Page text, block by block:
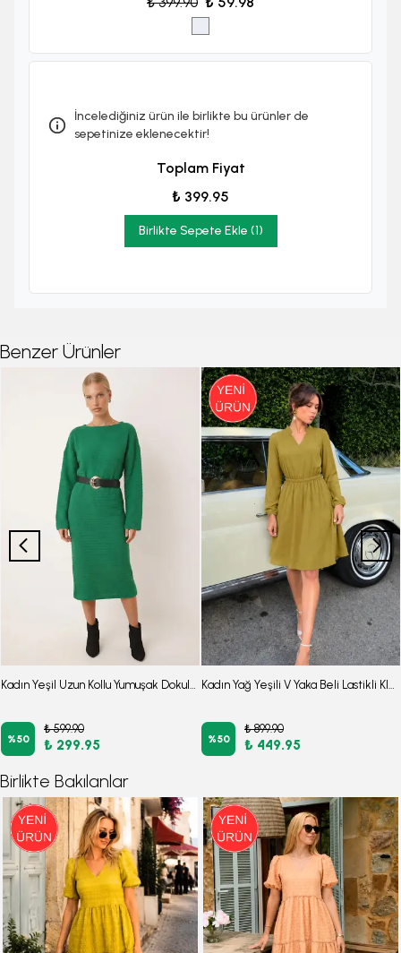
İncelediğiniz ürün ile birlikte bu ürünler de
sepetinize eklenecektir!
Toplam Fiyat
₺ 399.95
Birlikte Sepete Ekle (1)
Benzer Ürünler
%50
₺ 599.90
₺ 299.95 %50
₺ 899.90
₺ 449.95
Birlikte Bakılanlar